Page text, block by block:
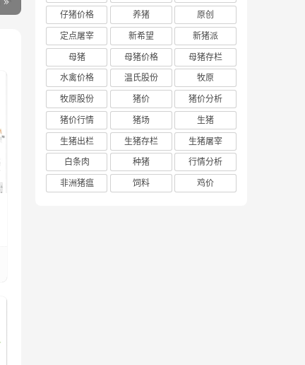
仔猪价格
养猪
原创
定点屠宰
新希望
新猪派
母猪
母猪价格
母猪存栏
水禽价格
温氏股份
牧原
牧原股份
猪价
猪价分析
猪价行情
猪场
生猪
生猪出栏
生猪存栏
生猪屠宰
白条肉
种猪
行情分析
非洲猪瘟
饲料 鸡价